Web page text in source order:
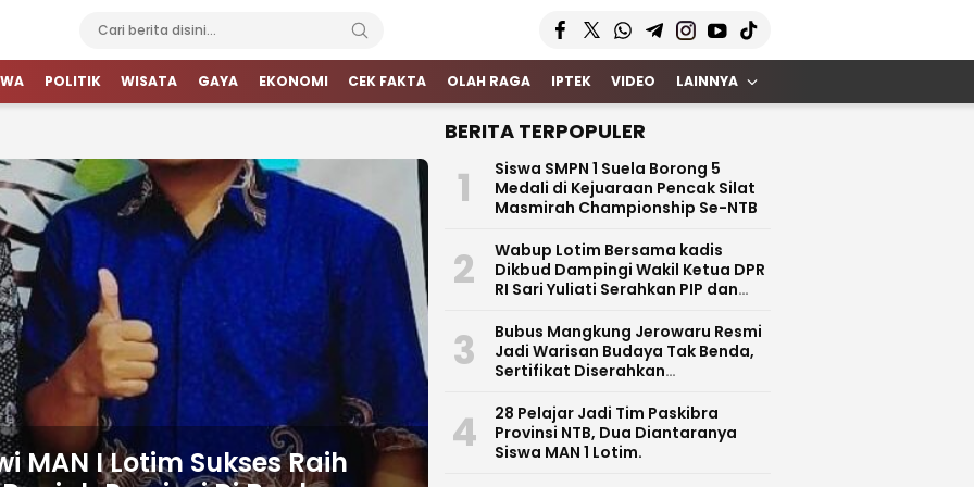
POLITIK WISATA GAYA EKONOMI CEK FAKTA OLAH RAGA IPTEK VIDEO LAINNYA
MAN I Lotim Sukses Raih
BERITA TERPOPULER
1
Siswa SMPN 1 Suela Borong 5
Medali di Kejuaraan Pencak Silat
Masmirah Championship Se-NTB
2
Wabup Lotim Bersama kadis
Dikbud Dampingi Wakil Ketua DPR
RI Sari Yuliati Serahkan PIP dan
SDN 1 Kotaraja
3
Bubus Mangkung Jerowaru Resmi
Jadi Warisan Budaya Tak Benda,
Sertifikat Diserahkan
4
28 Pelajar Jadi Tim Paskibra
Provinsi NTB, Dua Diantaranya
Siswa MAN 1 Lotim.